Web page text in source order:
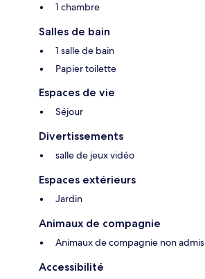
1 chambre
Salles de bain
1 salle de bain
Papier toilette
Espaces de vie
Séjour
Divertissements
salle de jeux vidéo
Espaces extérieurs
Jardin
Animaux de compagnie
Animaux de compagnie non admis
Accessibilité